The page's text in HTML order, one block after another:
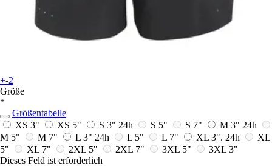
+-2
Größe
*
Größentabelle
XS 3"
XS 5" S 3" 24h S 5" S 7" M 3" 24h
M 5"
M 7" L 3" 24h L 5" L 7" XL 3". 24h
XL
5"
XL 7" 2XL 5" 2XL 7" 3XL 5"
3XL 3"
Dieses Feld ist erforderlich